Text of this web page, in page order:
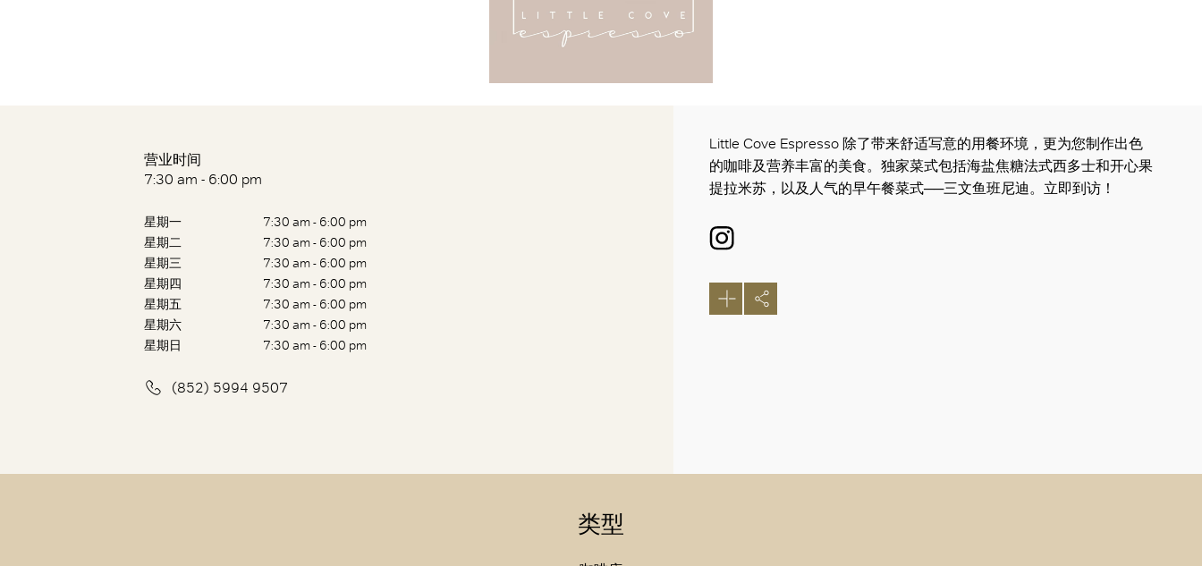
营业时间
7:30 am - 6:00 pm
星期一
7:30 am - 6:00 pm
星期二
7:30 am - 6:00 pm
星期三
7:30 am - 6:00 pm
星期四
7:30 am - 6:00 pm
星期五
7:30 am - 6:00 pm
星期六
7:30 am - 6:00 pm
星期日
7:30 am - 6:00 pm
(852) 5994 9507
Little Cove Espresso 除了带来舒适写意的用餐环境，更为您制作出色
的咖啡及营养丰富的美食。独家菜式包括海盐焦糖法式西多士和开心果
提拉米苏，以及人气的早午餐菜式──三文鱼班尼迪。立即到访！
类型